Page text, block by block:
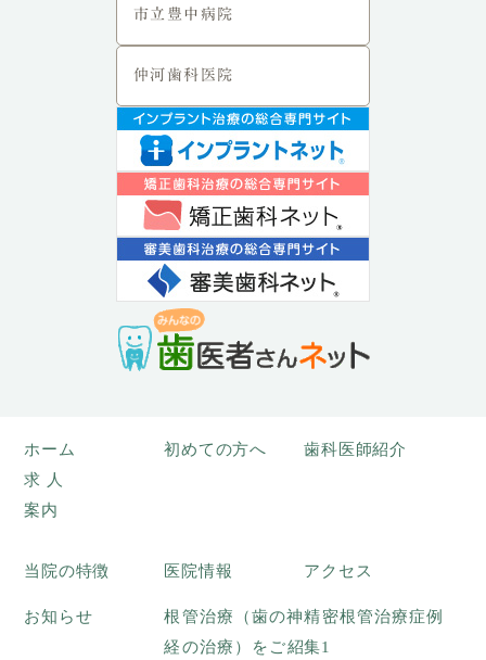
市立豊中病院
仲河歯科医院
ホーム
求人
案内
初めての方へ 歯科医師紹介
当院の特徴 医院情報 アクセス
お知らせ
根管治療（歯の神
経の治療）をご紹
精密根管治療症例
集1